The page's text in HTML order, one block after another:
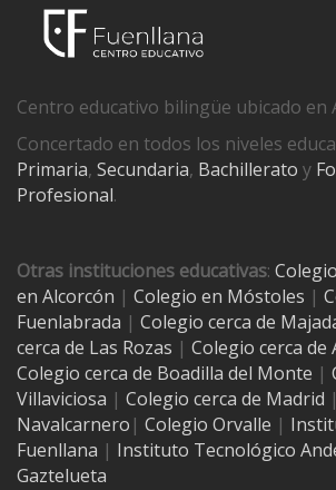
Centro educativo bilingüe ubicado en
Concertado en todos los niveles
Primaria, Secundaria, Bachillerato y
Profesional.
Otras instituciones educativas:
en Alcorcón | Colegio en Móstoles |
Fuenlabrada | Colegio cerca de
cerca de Las Rozas | Colegio cerca de
Colegio cerca de Boadilla del Monte |
Villaviciosa | Colegio cerca de Madrid |
Navalcarnero | Colegio Orvalle |
Fuenllana | Instituto Tecnológico
Gaztelueta